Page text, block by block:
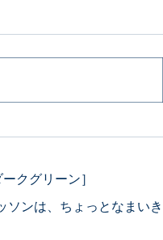
クグリーン］
ソンは、ちょっとなまいき